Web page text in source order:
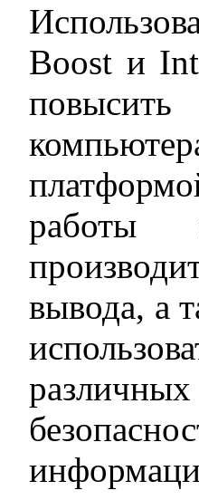
Boost и
вывода, а